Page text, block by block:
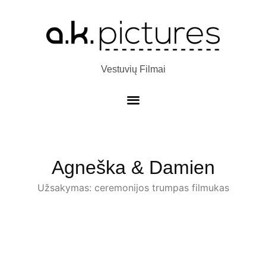
Vestuvių Filmai
Agneška & Damien
Užsakymas: ceremonijos trumpas filmukas